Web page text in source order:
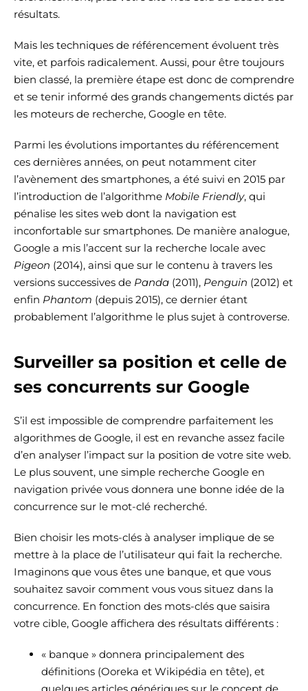
résultats.
Mais les techniques de référencement évoluent très
vite, et parfois radicalement. Aussi, pour être toujours
bien classé, la première étape est donc de comprendre
et se tenir informé des grands changements dictés par
les moteurs de recherche, Google en tête.
Parmi les évolutions importantes du référencement
ces dernières années, on peut notamment citer
l’avènement des smartphones, a été suivi en 2015 par
l’introduction de l’algorithme Mobile Friendly, qui
pénalise les sites web dont la navigation est
inconfortable sur smartphones. De manière analogue,
Google a mis l’accent sur la recherche locale avec
Pigeon (2014), ainsi que sur le contenu à travers les
versions successives de Panda(2011), Penguin (2012) et
enfin Phantom (depuis 2015), ce dernier étant
probablement l’algorithme le plus sujet à controverse.
Surveiller sa position et celle de
ses concurrents sur Google
S’il est impossible de comprendre parfaitement les
algorithmes de Google, il est en revanche assez facile
d’en analyser l’impact sur la position de votre site web.
Le plus souvent, une simple recherche Google en
navigation privée vous donnera une bonne idée de la
concurrence sur le mot-clé recherché.
Bien choisir les mots-clés à analyser implique de se
mettre à la place de l’utilisateur qui fait la recherche.
Imaginons que vous êtes une banque, et que vous
souhaitez savoir comment vous vous situez dans la
concurrence. En fonction des mots-clés que saisira
votre cible, Google affichera des résultats différents :
« banque » donnera principalement des
définitions (Ooreka et Wikipédia en tête), et
quelques articles génériques sur le concept de